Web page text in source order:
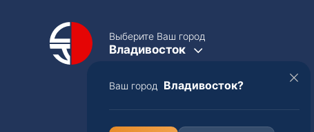
Выберите Ваш город
Владивосток
Ваш город Владивосток?